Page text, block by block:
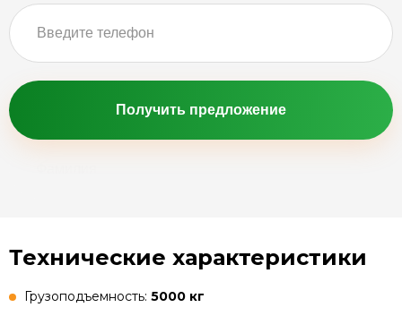
Получить предложение
Технические характеристики
Грузоподъемность: 5000 кг